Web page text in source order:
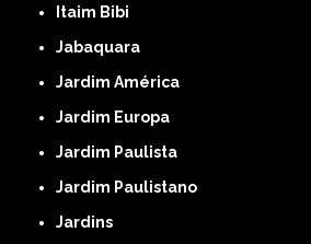
Itaim Bibi
Jabaquara
Jardim América
Jardim Europa
Jardim Paulista
Jardim Paulistano
Jardins